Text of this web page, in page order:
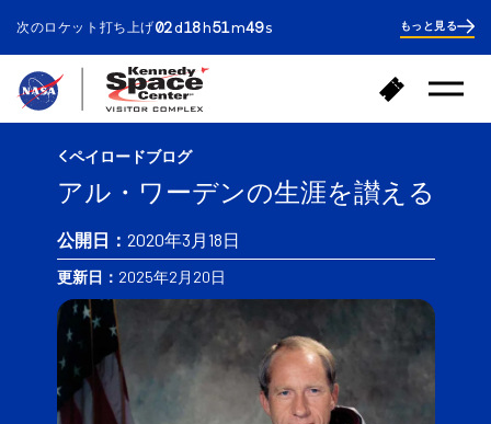
次のロケット打ち上げ02d ays
18 hours
51minutes
49seconds
2
days18
hours 52
minutes
もっと見る
ム
る
入
メ
ペイロードブログ
アル・ワーデンの生涯を讃える
公開日： 2020年3月18日
更新日： 2025年2月20日